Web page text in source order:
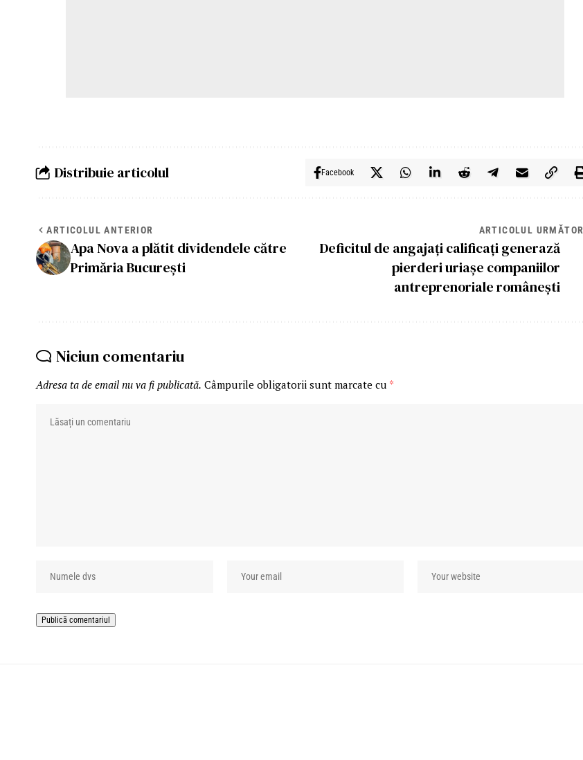
Distribuie articolul Facebook
ARTICOLUL ANTERIOR
Apa Nova a plătit dividendele către
Primăria București
ARTICOLUL URMĂTOR
Deficitul de angajați calificați generază
pierderi uriașe companiilor
antreprenoriale românești
Niciun comentariu
Adresa ta de email nu va fi publicată. Câmpurile obligatorii sunt marcate cu *